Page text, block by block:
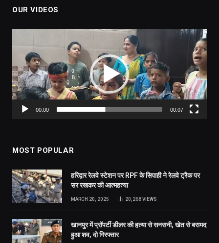
OUR VIDEOS
00:00 00:07
MOST POPULAR
हरिद्वार रेलवे स्टेशन पर RPF के सिपाही ने रेलवे ट्रैक पर
सर रखकर की आत्महत्या
MARCH 20, 2025 20,268VIEWS
खानपुर में प्रॉपर्टी डीलर की हत्या से सनसनी, खेत से बरामद
हुआ शव, दो गिरफ्तार